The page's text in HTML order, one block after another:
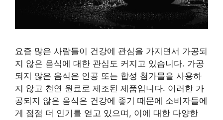
요즘 많은 사람들이 건강에 관심을 가지면서 가공되
지 않은 음식에 대한 관심도 커지고 있습니다. 가공
되지 않은 음식은 인공 또는 합성 첨가물을 사용하
지 않고 천연 원료로 제조된 제품입니다. 이러한 가
공되지 않은 음식은 건강에 좋기 때문에 소비자들에
게 점점 더 인기를 얻고 있으며, 이에 대한 다양한